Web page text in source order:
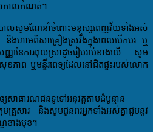
កាលកំណត់។
ាលសូមណែនាំចំពោះមនុស្សពេញវ័យទាំងអស់
និងហាមពិសាគ្រឿងស្រវឹងក្នុងពេលបើកបរ ឬ
ញានៃការពុលស្រា​​ដូចរៀបរាប់ខាងលើ សូម
ភាព ឬ​មន្ទីរពេទ្យដែលនៅជិតផ្ទះរបស់លោក
ឲ្យសាធារណជនទូទៅអនុវត្តតាមដំបូន្មាន
មគ្រួសារ និងសូមជូនពរអ្នកទាំងអស់គ្នាជួបនូវ
ឌខាងមុខ។